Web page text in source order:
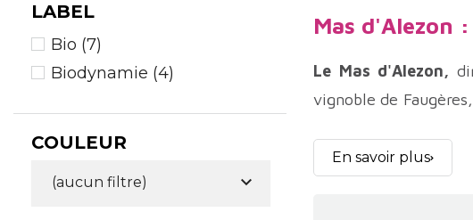
LABEL
Bio (7)
Biodynamie (4)
COULEUR
(aucun filtre) 
Mas d'Alezon
Le Mas d'Alezon,
vignoble de
En savoir plus